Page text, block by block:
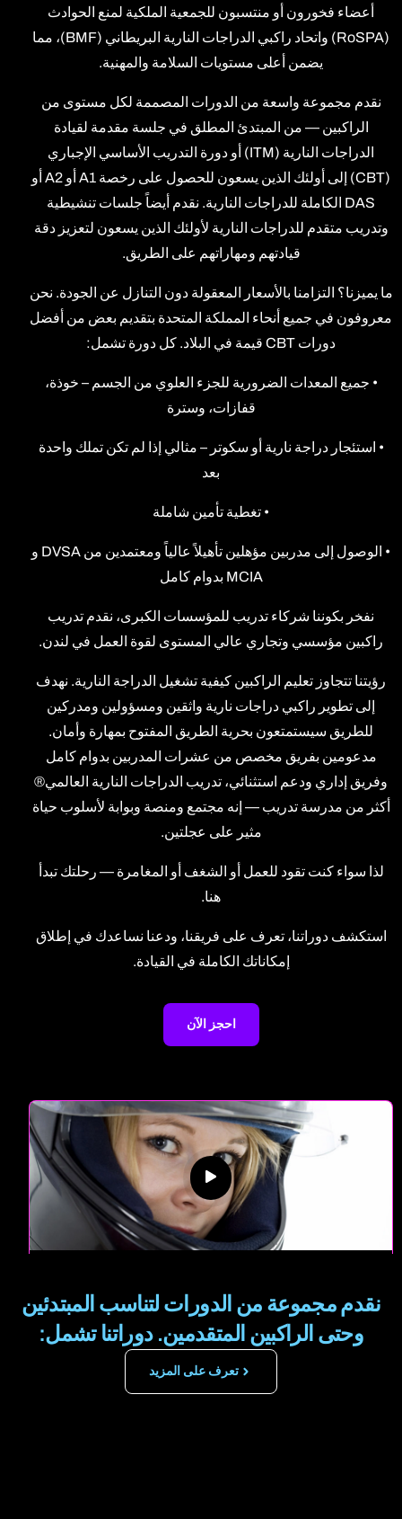
أعضاء فخورون أو منتسبون للجمعية الملكية لمنع الحوادث
(RoSPA) واتحاد راكبي الدراجات النارية البريطاني (BMF)، مما
يضمن أعلى مستويات السلامة والمهنية.
نقدم مجموعة واسعة من الدورات المصممة لكل مستوى من
الراكبين — من المبتدئ المطلق في جلسة مقدمة لقيادة
الدراجات النارية (ITM) أو دورة التدريب الأساسي الإجباري
(CBT) إلى أولئك الذين يسعون للحصول على رخصة A1 أو A2 أو
DAS الكاملة للدراجات النارية. نقدم أيضاً جلسات تنشيطية
وتدريب متقدم للدراجات النارية لأولئك الذين يسعون لتعزيز دقة
قيادتهم ومهاراتهم على الطريق.
ما يميزنا؟ التزامنا بالأسعار المعقولة دون التنازل عن الجودة. نحن
معروفون في جميع أنحاء المملكة المتحدة بتقديم بعض من أفضل
دورات CBT قيمة في البلاد. كل دورة تشمل:
• جميع المعدات الضرورية للجزء العلوي من الجسم – خوذة،
قفازات، وسترة
• استئجار دراجة نارية أو سكوتر – مثالي إذا لم تكن تملك واحدة
بعد
• تغطية تأمين شاملة
• الوصول إلى مدربين مؤهلين تأهيلاً عالياً ومعتمدين من DVSA و
MCIA بدوام كامل
نفخر بكوننا شركاء تدريب للمؤسسات الكبرى، نقدم تدريب
راكبين مؤسسي وتجاري عالي المستوى لقوة العمل في لندن.
رؤيتنا تتجاوز تعليم الراكبين كيفية تشغيل الدراجة النارية. نهدف
إلى تطوير راكبي دراجات نارية واثقين ومسؤولين ومدركين
للطريق سيستمتعون بحرية الطريق المفتوح بمهارة وأمان.
مدعومين بفريق مخصص من عشرات المدربين بدوام كامل
وفريق إداري ودعم استثنائي، تدريب الدراجات النارية العالمي®
أكثر من مدرسة تدريب — إنه مجتمع ومنصة وبوابة لأسلوب حياة
مثير على عجلتين.
لذا سواء كنت تقود للعمل أو الشغف أو المغامرة — رحلتك تبدأ
هنا.
استكشف دوراتنا، تعرف على فريقنا، ودعنا نساعدك في إطلاق
إمكاناتك الكاملة في القيادة.
احجز الآن
نقدم مجموعة من الدورات لتناسب المبتدئين
وحتى الراكبين المتقدمين. دوراتنا تشمل:
تعرف على المزيد